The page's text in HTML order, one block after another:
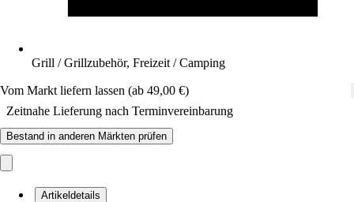
Grill / Grillzubehör, Freizeit / Camping
Vom Markt liefern lassen (ab 49,00 €)
Zeitnahe Lieferung nach Terminvereinbarung
Bestand in anderen Märkten prüfen
Artikeldetails